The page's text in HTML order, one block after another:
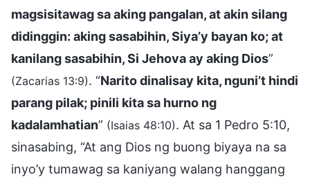
magsisitawag sa aking pangalan, at akin silang
didinggin: aking sasabihin, Siya’y bayan ko; at
kanilang sasabihin, Si Jehova ay aking Dios”
(Zacarias 13:9). “Narito dinalisay kita, nguni’t hindi
parang pilak; pinili kita sa hurno ng
kadalamhatian” (Isaias 48:10). At sa 1 Pedro 5:10,
sinasabing, “At ang Dios ng buong biyaya na sa
inyo’y tumawag sa kaniyang walang hanggang